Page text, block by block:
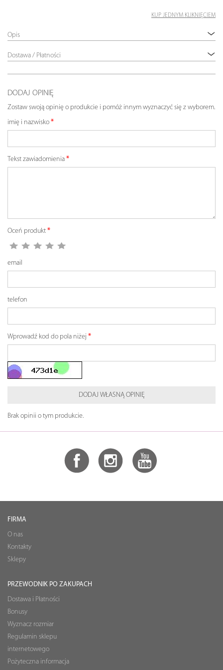
KUP JEDNYM KLIKNIĘCIEM
Opis
Dostawa / Płatności
DODAJ OPINIĘ
Zostaw swoją opinię o produkcie i pomóż innym wyznaczyć się z wyborem.
imię i nazwisko
Tekst zawiadomienia
Oceń produkt
email
telefon
Wprowadź kod do pola niżej
DODAJ WŁASNĄ OPINIĘ
Brak opinii o tym produkcie.
FIRMA
O nas
Kontakty
Sklepy
PRZEWODNIK PO ZAKUPACH
Dostawa i Płatności
Bonusy
Wyznacz rozmiar
Regulamin sklepu
internetowego
Pożyteczna informacja